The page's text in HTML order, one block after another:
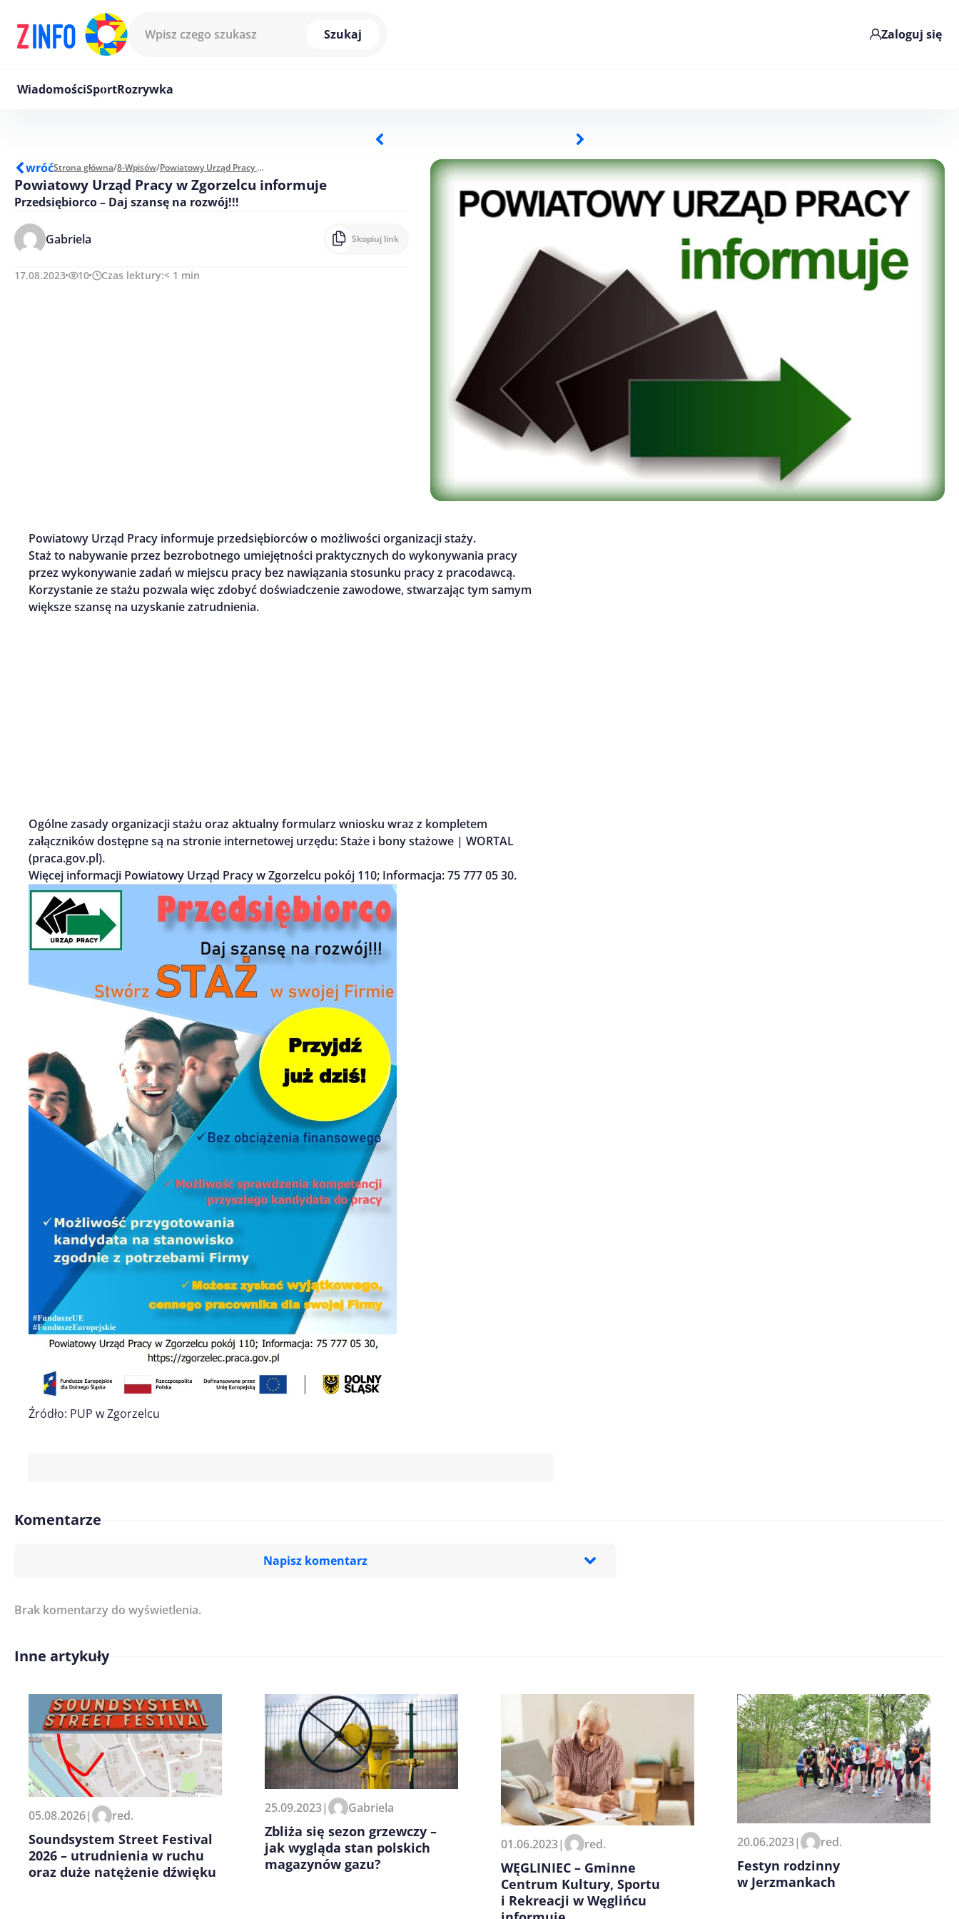
Szukaj
Zaloguj się
WiadomościSportRozrywka
wróćStrona główna/8-Wpisów/ Powiatowy Urząd Pracy w Zgorzelcu informuje
Powiatowy Urząd Pracy w Zgorzelcu informuje
Przedsiębiorco – Daj szansę na rozwój!!!
Gabriela Skopiuj link
17.08.2023 10 Czas lektury:< 1 min
Powiatowy Urząd Pracy informuje przedsiębiorców o możliwości organizacji staży.
Staż to nabywanie przez bezrobotnego umiejętności praktycznych do wykonywania pracy
przez wykonywanie zadań w miejscu pracy bez nawiązania stosunku pracy z pracodawcą.
Korzystanie ze stażu pozwala więc zdobyć doświadczenie zawodowe, stwarzając tym samym
większe szansę na uzyskanie zatrudnienia.
Ogólne zasady organizacji stażu oraz aktualny formularz wniosku wraz z kompletem
załączników dostępne są na stronie internetowej urzędu: Staże i bony stażowe | WORTAL
(praca.gov.pl).
Więcej informacji Powiatowy Urząd Pracy w Zgorzelcu pokój 110; Informacja: 75 777 05 30.
Źródło: PUP w Zgorzelcu
Komentarze
Napisz komentarz
Imię/ Nick*
Zapamiętaj moje dane w tej przeglądarce podczas pisania
kolejnych komentarzy.
Brak komentarzy do wyświetlenia.
Inne artykuły
05.08.2026| red.
Soundsystem Street Festival
2026 – utrudnienia w ruchu
oraz duże natężenie dźwięku
25.09.2023| Gabriela
Zbliża się sezon grzewczy –
jak wygląda stan polskich
magazynów gazu?
01.06.2023| red.
WĘGLINIEC – Gminne
Centrum Kultury, Sportu
i Rekreacji w Węglińcu
20.06.2023| red.
Festyn rodzinny
w Jerzmankach